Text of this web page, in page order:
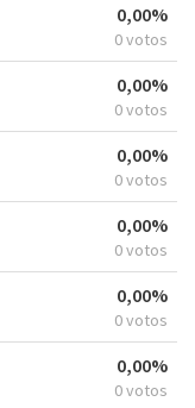
0,00%
0 votos
0,00%
0 votos
0,00%
0 votos
0,00%
0 votos
0,00%
0 votos
0,00%
0 votos